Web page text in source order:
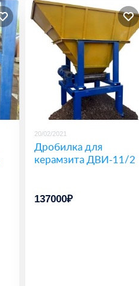
20/02/2021
Дробилка для
керамзита ДВИ-11/2
137000₽